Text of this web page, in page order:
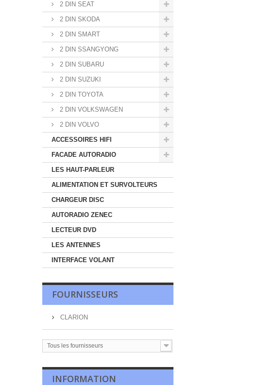
2 DIN SEAT
2 DIN SKODA
2 DIN SMART
2 DIN SSANGYONG
2 DIN SUBARU
2 DIN SUZUKI
2 DIN TOYOTA
2 DIN VOLKSWAGEN
2 DIN VOLVO
ACCESSOIRES HIFI
FACADE AUTORADIO
LES HAUT-PARLEUR
ALIMENTATION ET SURVOLTEURS
CHARGEUR DISC
AUTORADIO ZENEC
LECTEUR DVD
LES ANTENNES
INTERFACE VOLANT
FOURNISSEURS
CLARION
Tous les fournisseurs
INFORMATION